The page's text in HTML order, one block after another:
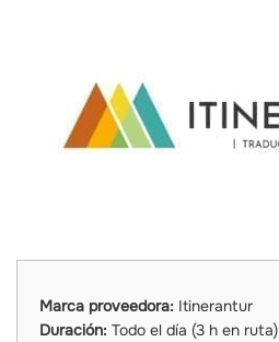
Marca proveedora: Itinerantur
Duración: Todo el día (3 h en ruta)